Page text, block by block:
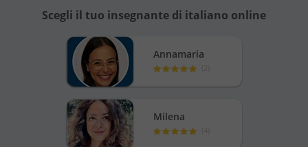
Scegli il tuo insegnante di italiano online
Annamaria
Milena